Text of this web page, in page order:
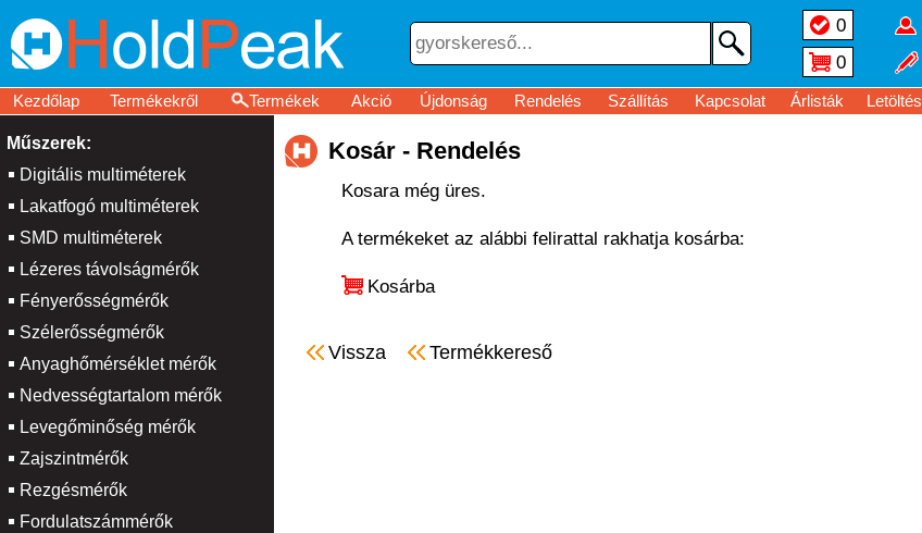
0
0
Kezdőlap Termékekről Termékek Akció Újdonság Rendelés Szállítás Kapcsolat Árlisták Letöltés
Műszerek:
Digitális multiméterek
Lakatfogó multiméterek
SMD multiméterek
Lézeres távolságmérők
Fényerősségmérők
Szélerősségmérők
Anyaghőmérséklet mérők
Nedvességtartalom mérők
Levegőminőség mérők
Zajszintmérők
Rezgésmérők
Fordulatszámmérők
Kosár - Rendelés
Kosara még üres.
A termékeket az alábbi felirattal rakhatja kosárba:
Kosárba
Vissza Termékkereső